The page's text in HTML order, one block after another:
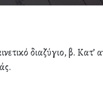
διαζύγιο, β. Κατ’